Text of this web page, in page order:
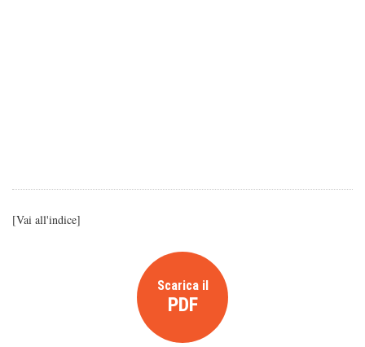
[Vai all'indice]
Scarica il
PDF